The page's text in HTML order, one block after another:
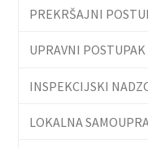
PREKRŠAJNI
UPRAVNI POSTUPAK
INSPEKCIJSKI
LOKALNA